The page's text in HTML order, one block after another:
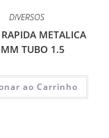
DIVERSOS
METALICA
TUBO 1.5
ao Carrinho